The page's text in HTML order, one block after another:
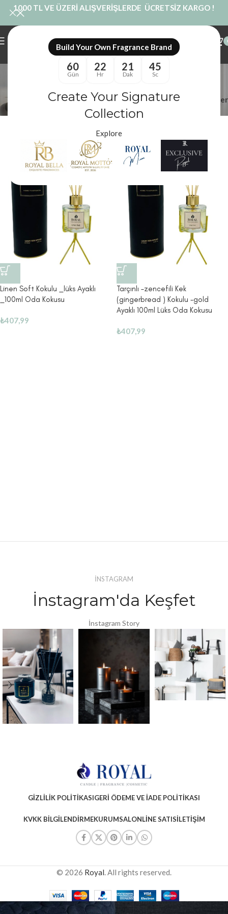
Build Your Own Fragrance Brand
60
Gün
22
Hr
21
Dak
45
Sc
Create Your Signature
Collection
Explore
1000 TL VE ÜZERİ ALIŞVERİŞLERDE ÜCRETSİZ KARGO !
100ml Çubuklu
Royal Mum
Ürünler “100ml Çubuklu” olarak etiketlendi Filtreler
Linen Soft Kokulu _lüks Ayaklı
_100ml Oda Kokusu
₺407,99
Tarçınlı –zencefili Kek
(gingerbread ) Kokulu -gold
Ayaklı 100ml Lüks Oda Kokusu
₺407,99
İNSTAGRAM
İnstagram'da Keşfet
İnstagram Story
GIZLILIK POLITIKASIGERI ÖDEME VE İADE POLITIKASI
KVKK BILGILENDIRMEKURUMSALONLINE SATISİLETIŞIM
© 2026 Royal. All rights reserved.